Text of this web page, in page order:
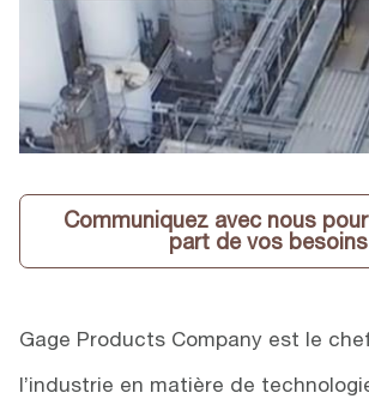
Communiquez avec nous
part de vos besoins
Gage Products Company est le
l’industrie en matière de